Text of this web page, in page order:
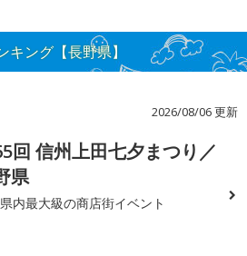
ング【長野県】
2026/08/06 更新
回 信州上田七夕まつり／
県
内最大級の商店街イベント